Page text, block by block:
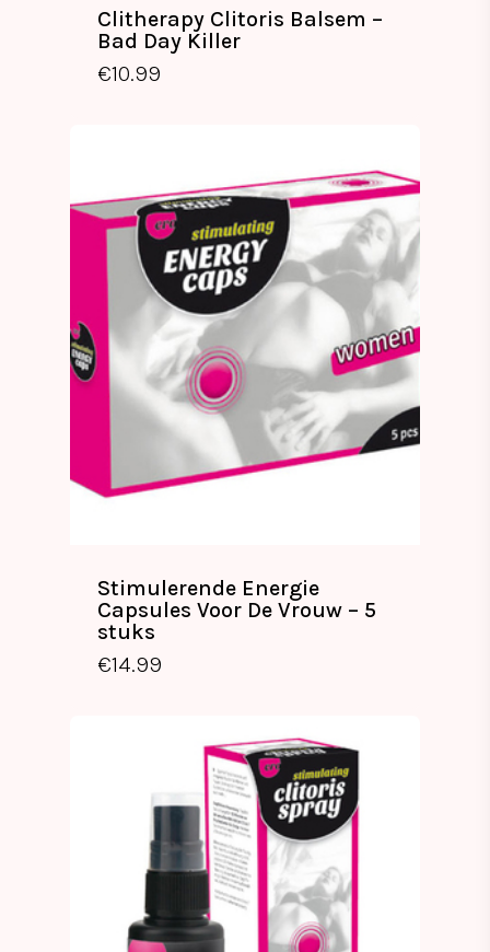
Clitherapy Clitoris Balsem –
Bad Day Killer
€10.99
€
Stimulerende Energie
Capsules Voor De Vrouw – 5
stuks
€14.99